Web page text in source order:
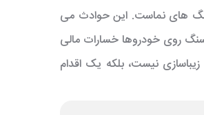
های نماست. این حوادث می
روی خودروها خسارات مالی
نیست، بلکه یک اقدام